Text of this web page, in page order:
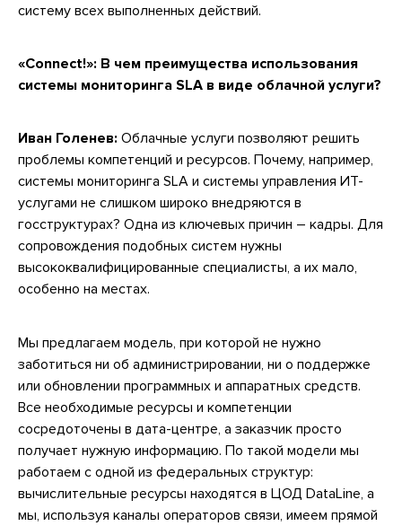
систему всех выполненных действий.
«Connect!»: В чем преимущества использования
системы мониторинга SLA в виде облачной услуги?
Иван Голенев: Облачные услуги позволяют решить
проблемы компетенций и ресурсов. Почему, например,
системы мониторинга SLA и системы управления ИТ-
услугами не слишком широко внедряются в
госструктурах? Одна из ключевых причин – кадры. Для
сопровождения подобных систем нужны
высококвалифицированные специалисты, а их мало,
особенно на местах.
Мы предлагаем модель, при которой не нужно
заботиться ни об администрировании, ни о поддержке
или обновлении программных и аппаратных средств.
Все необходимые ресурсы и компетенции
сосредоточены в дата-центре, а заказчик просто
получает нужную информацию. По такой модели мы
работаем с одной из федеральных структур:
вычислительные ресурсы находятся в ЦОД DataLine, а
мы, используя каналы операторов связи, имеем прямой